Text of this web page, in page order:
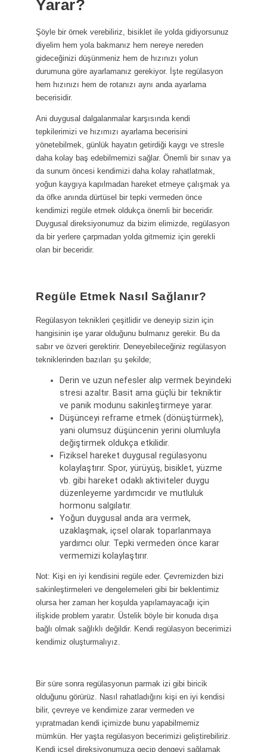
Yarar?
Şöyle bir örnek verebiliriz, bisiklet ile yolda gidiyorsunuz
diyelim hem yola bakmanız hem nereye nereden
gideceğinizi düşünmeniz hem de hızınızı yolun
durumuna göre ayarlamanız gerekiyor. İşte regülasyon
hem hızınızı hem de rotanızı aynı anda ayarlama
becerisidir.
Ani duygusal dalgalanmalar karşısında kendi
tepkilerimizi ve hızımızı ayarlama becerisini
yönetebilmek, günlük hayatın getirdiği kaygı ve stresle
daha kolay baş edebilmemizi sağlar. Önemli bir sınav ya
da sunum öncesi kendimizi daha kolay rahatlatmak,
yoğun kaygıya kapılmadan hareket etmeye çalışmak ya
da öfke anında dürtüsel bir tepki vermeden önce
kendimizi regüle etmek oldukça önemli bir beceridir.
Duygusal direksiyonumuz da bizim elimizde, regülasyon
da bir yerlere çarpmadan yolda gitmemiz için gerekli
olan bir beceridir.
Regüle Etmek Nasıl Sağlanır?
Regülasyon teknikleri çeşitlidir ve deneyip sizin için
hangisinin işe yarar olduğunu bulmanız gerekir. Bu da
sabır ve özveri gerektirir. Deneyebileceğiniz regülasyon
tekniklerinden bazıları şu şekilde;
Derin ve uzun nefesler alıp vermek beyindeki
stresi azaltır. Basit ama güçlü bir tekniktir
ve panik modunu sakinleştirmeye yarar.
Düşünceyi reframe etmek (dönüştürmek),
yani olumsuz düşüncenin yerini olumluyla
değiştirmek oldukça etkilidir.
Fiziksel hareket duygusal regülasyonu
kolaylaştırır. Spor, yürüyüş, bisiklet, yüzme
vb. gibi hareket odaklı aktiviteler duygu
düzenleyeme yardımcıdır ve mutluluk
hormonu salgılatır.
Yoğun duygusal anda ara vermek,
uzaklaşmak, içsel olarak toparlanmaya
yardımcı olur. Tepki vermeden önce karar
vermemizi kolaylaştırır.
Not: Kişi en iyi kendisini regüle eder. Çevremizden bizi
sakinleştirmeleri ve dengelemeleri gibi bir beklentimiz
olursa her zaman her koşulda yapılamayacağı için
ilişkide problem yaratır. Üstelik böyle bir konuda dışa
bağlı olmak sağlıklı değildir. Kendi regülasyon becerimizi
kendimiz oluşturmalıyız.
Bir süre sonra regülasyonun parmak izi gibi biricik
olduğunu görürüz. Nasıl rahatladığını kişi en iyi kendisi
bilir, çevreye ve kendimize zarar vermeden ve
yıpratmadan kendi içimizde bunu yapabilmemiz
mümkün. Her yaşta regülasyon becerimizi geliştirebiliriz.
Kendi içsel direksiyonumuza geçip dengeyi sağlamak